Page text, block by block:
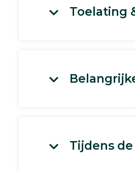
Toelating
Tijdens